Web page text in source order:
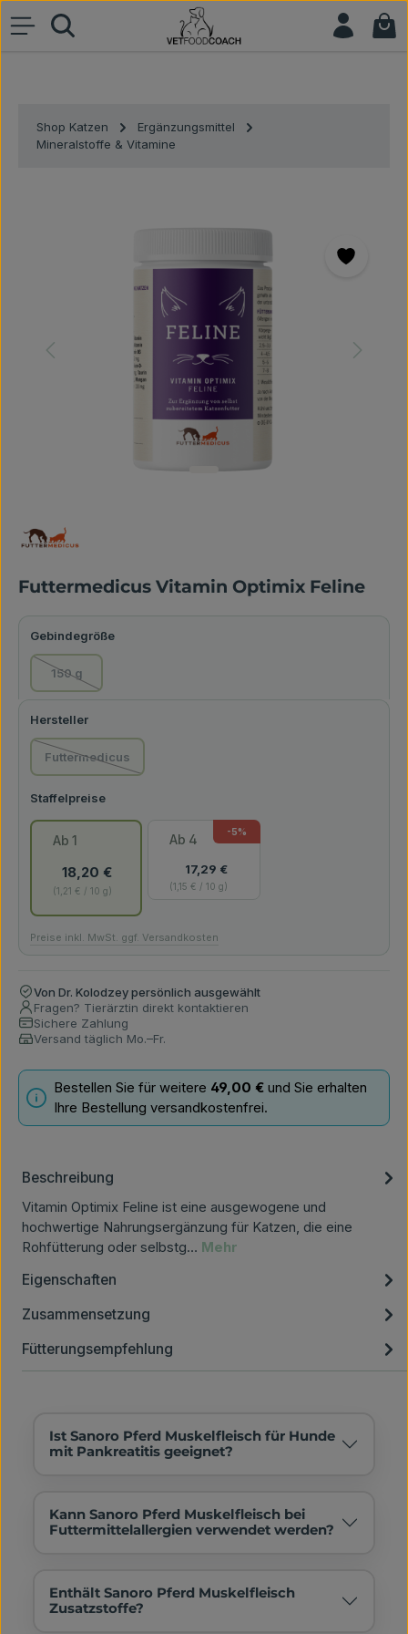
Zum Hauptinhalt springen
Shop Katzen
Ergänzungsmittel
Mineralstoffe & Vitamine
Futtermedicus Vitamin Optimix Feline
Gebindegrößeauswählen
150 g
(Diese Option ist zurzeit nicht verfügbar.)
Herstellerauswählen
Futtermedicus
(Diese Option ist zurzeit nicht verfügbar.)
Ab 1
18,20 €
1,21 € / 10 g
Ab 4 -5%
17,29 €
1,15 € / 10 g
Preise inkl. MwSt. ggf. Versandkosten
Von Dr. Kolodzey persönlich ausgewählt
Fragen? Tierärztin direkt kontaktieren
Sichere Zahlung
Versand täglich Mo.–Fr.
Bestellen Sie für weitere 49,00 € und Sie erhalten
Ihre Bestellung versandkostenfrei.
Beschreibung
Vitamin Optimix Feline ist eine ausgewogene und
hochwertige Nahrungsergänzung für Katzen, die eine
Rohfütterung oder selbstg… Mehr
Eigenschaften
Zusammensetzung
Fütterungsempfehlung
Ist Sanoro Pferd Muskelfleisch für Hunde
mit Pankreatitis geeignet?
Kann Sanoro Pferd Muskelfleisch bei
Futtermittelallergien verwendet werden?
Enthält Sanoro Pferd Muskelfleisch
Zusatzstoffe?